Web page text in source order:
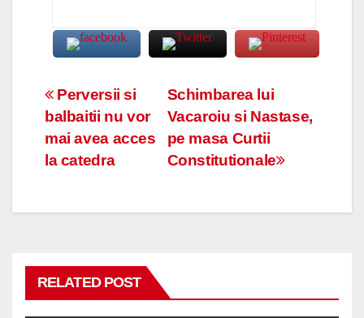
Navigare
în
articole
Schimbarea lui
Vacaroiu si Nastase,
pe masa Curtii
Constitutionale
Perversii si
balbaitii nu vor
mai avea acces
la catedra
RELATED POST